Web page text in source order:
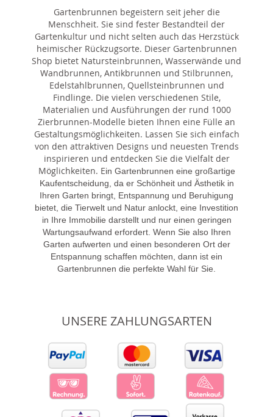
Gartenbrunnen begeistern seit jeher die
Menschheit. Sie sind fester Bestandteil der
Gartenkultur und nicht selten auch das Herzstück
heimischer Rückzugsorte. Dieser Gartenbrunnen
Shop bietet Natursteinbrunnen, Wasserwände und
Wandbrunnen, Antikbrunnen und Stilbrunnen,
Edelstahlbrunnen, Quellsteinbrunnen und
Findlinge. Die vielen verschiedenen Stile,
Materialien und Ausführungen der rund 1000
Zierbrunnen-Modelle bieten Ihnen eine Fülle an
Gestaltungsmöglichkeiten. Lassen Sie sich einfach
von den attraktiven Designs und neuesten Trends
inspirieren und entdecken Sie die Vielfalt der
Möglichkeiten. Ein Gartenbrunnen eine großartige
Kaufentscheidung, da er Schönheit und Ästhetik in
Ihren Garten bringt, Entspannung und Beruhigung
bietet, die Tierwelt und Natur anlockt, eine Investition
in Ihre Immobilie darstellt und nur einen geringen
Wartungsaufwand erfordert. Wenn Sie also Ihren
Garten aufwerten und einen besonderen Ort der
Entspannung schaffen möchten, dann ist ein
Gartenbrunnen die perfekte Wahl für Sie.
UNSERE ZAHLUNGSARTEN